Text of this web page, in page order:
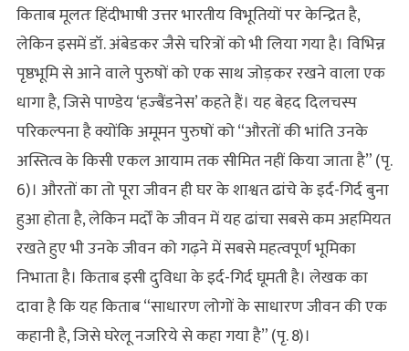
किताब मूलतः हिंदीभाषी उत्तर भारतीय विभूतियों पर केन्द्रित है,
लेकिन इसमें डॉ. अंबेडकर जैसे चरित्रों को भी लिया गया है। विभिन्न
पृष्ठभूमि से आने वाले पुरुषों को एक साथ जोड़कर रखने वाला एक
धागा है, जिसे पाण्डेय ‘हज्‍बैंडनेस’ कहते हैं। यह बेहद दिलचस्प
परिकल्पना है क्योंकि अमूमन पुरुषों को “औरतों की भांति उनके
अस्तित्व के किसी एकल आयाम तक सीमित नहीं किया जाता है” (पृ.
6)। औरतों का तो पूरा जीवन ही घर के शाश्वत ढांचे के इर्द-गिर्द बुना
हुआ होता है, लेकिन मर्दों के जीवन में यह ढांचा सबसे कम अहमियत
रखते हुए भी उनके जीवन को गढ़ने में सबसे महत्वपूर्ण भूमिका
निभाता है। किताब इसी दुविधा के इर्द-गिर्द घूमती है। लेखक का
दावा है कि यह किताब “साधारण लोगों के साधारण जीवन की एक
कहानी है, जिसे घरेलू नजरिये से कहा गया है” (पृ. 8)।